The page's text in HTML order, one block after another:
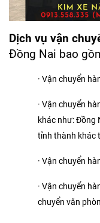
Dịch vụ vận
Đồng Nai bao
· Vận chuyển
· Vận chuyển
khác như: Đồng
tỉnh thành khác
· Vận chuyển
· Vận chuyển
chuyển văn